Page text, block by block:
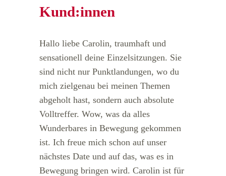
Kund:innen
Hallo liebe Carolin, traumhaft und
sensationell deine Einzelsitzungen. Sie
sind nicht nur Punktlandungen, wo du
mich zielgenau bei meinen Themen
abgeholt hast, sondern auch absolute
Volltreffer. Wow, was da alles
Wunderbares in Bewegung gekommen
ist. Ich freue mich schon auf unser
nächstes Date und auf das, was es in
Bewegung bringen wird. Carolin ist für